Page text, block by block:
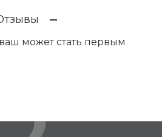
может стать первым